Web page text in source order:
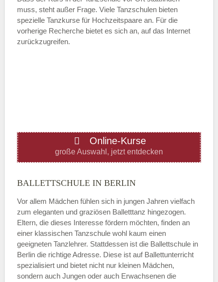
—
ÖFFNUNGSZEITEN HINZUFÜGEN
Donnerstag
—
ÖFFNUNGSZEITEN HINZUFÜGEN
Freitag
—
muss, steht außer Frage. Viele Tanzschulen bieten
spezielle Tanzkurse für Hochzeitspaare an. Für die
vorherige Recherche bietet es sich an, auf das Internet
zurückzugreifen.
Online-Kurse
große Auswahl, jetzt entdecken
BALLETTSCHULE IN BERLIN
Vor allem Mädchen fühlen sich in jungen Jahren vielfach
zum eleganten und graziösen Balletttanz hingezogen.
Eltern, die dieses Interesse fördern möchten, finden an
einer klassischen Tanzschule wohl kaum einen
geeigneten Tanzlehrer. Stattdessen ist die Ballettschule in
Berlin die richtige Adresse. Diese ist auf Ballettunterricht
spezialisiert und bietet nicht nur kleinen Mädchen,
sondern auch Jungen oder auch Erwachsenen die